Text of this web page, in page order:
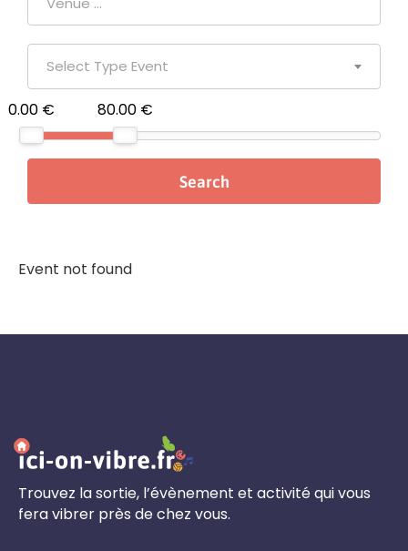
Select Type Event
0.00 € 80.00 €
Event not found
Trouvez la sortie, l’évènement et activité qui vous
fera vibrer près de chez vous.